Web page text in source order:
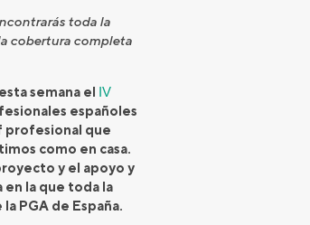
toda la
cobertura completa
semana el IV
españoles
profesional que
como en casa.
y el apoyo y
la que toda la
PGA de España.